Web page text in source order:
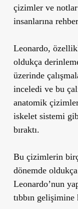
çizimler ve
insanlarına
Leonardo,
oldukça
üzerinde
inceledi ve bu
anatomik
iskelet sistemi
bıraktı.
Bu çizimlerin
dönemde
Leonardo’nun
tıbbın